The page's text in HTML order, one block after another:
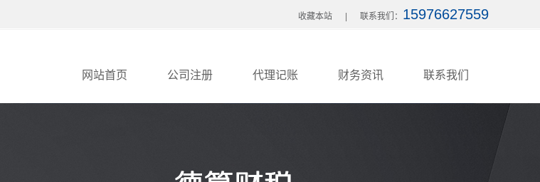
收藏本站 联系我们： 15976627559
网站首页 公司注册 代理记账 财务资讯 联系我们